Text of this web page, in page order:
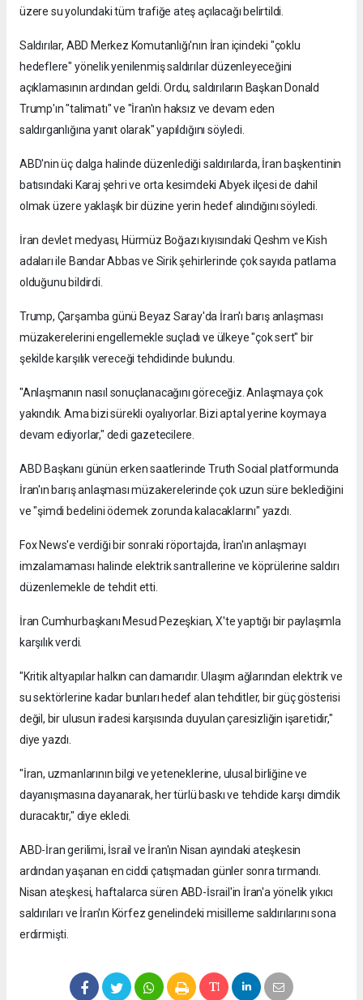
üzere su yolundaki tüm trafiğe ateş açılacağı belirtildi.
Saldırılar, ABD Merkez Komutanlığı'nın İran içindeki "çoklu
hedeflere" yönelik yenilenmiş saldırılar düzenleyeceğini
açıklamasının ardından geldi. Ordu, saldırıların Başkan Donald
Trump'ın "talimatı" ve "İran'ın haksız ve devam eden
saldırganlığına yanıt olarak" yapıldığını söyledi.
ABD'nin üç dalga halinde düzenlediği saldırılarda, İran başkentinin
batısındaki Karaj şehri ve orta kesimdeki Abyek ilçesi de dahil
olmak üzere yaklaşık bir düzine yerin hedef alındığını söyledi.
İran devlet medyası, Hürmüz Boğazı kıyısındaki Qeshm ve Kish
adaları ile Bandar Abbas ve Sirik şehirlerinde çok sayıda patlama
olduğunu bildirdi.
Trump, Çarşamba günü Beyaz Saray'da İran'ı barış anlaşması
müzakerelerini engellemekle suçladı ve ülkeye "çok sert" bir
şekilde karşılık vereceği tehdidinde bulundu.
"Anlaşmanın nasıl sonuçlanacağını göreceğiz. Anlaşmaya çok
yakındık. Ama bizi sürekli oyalıyorlar. Bizi aptal yerine koymaya
devam ediyorlar," dedi gazetecilere.
ABD Başkanı günün erken saatlerinde Truth Social platformunda
İran'ın barış anlaşması müzakerelerinde çok uzun süre beklediğini
ve "şimdi bedelini ödemek zorunda kalacaklarını" yazdı.
Fox News'e verdiği bir sonraki röportajda, İran'ın anlaşmayı
imzalamaması halinde elektrik santrallerine ve köprülerine saldırı
düzenlemekle de tehdit etti.
İran Cumhurbaşkanı Mesud Pezeşkian, X'te yaptığı bir paylaşımla
karşılık verdi.
"Kritik altyapılar halkın can damarıdır. Ulaşım ağlarından elektrik ve
su sektörlerine kadar bunları hedef alan tehditler, bir güç gösterisi
değil, bir ulusun iradesi karşısında duyulan çaresizliğin işaretidir,"
diye yazdı.
"İran, uzmanlarının bilgi ve yeteneklerine, ulusal birliğine ve
dayanışmasına dayanarak, her türlü baskı ve tehdide karşı dimdik
duracaktır," diye ekledi.
ABD-İran gerilimi, İsrail ve İran'ın Nisan ayındaki ateşkesin
ardından yaşanan en ciddi çatışmadan günler sonra tırmandı.
Nisan ateşkesi, haftalarca süren ABD-İsrail'in İran'a yönelik yıkıcı
saldırıları ve İran'ın Körfez genelindeki misilleme saldırılarını sona
erdirmişti.